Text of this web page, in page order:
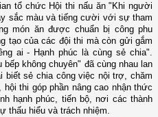
tổ chức Hội thi nấu ăn "Khi người
sắc màu và tiếng cười với sự tham
món ăn được chuẩn bị công phu
tạo của các đội thi mà còn gửi gắm
ai - Hạnh phúc là cùng sẻ chia".
không chuyên" đã cùng nhau lan
biết sẻ chia công việc nội trợ, chăm
thi góp phần nâng cao nhận thức
hạnh phúc, tiến bộ, nơi các thành
thấu hiểu và trách nhiệm.